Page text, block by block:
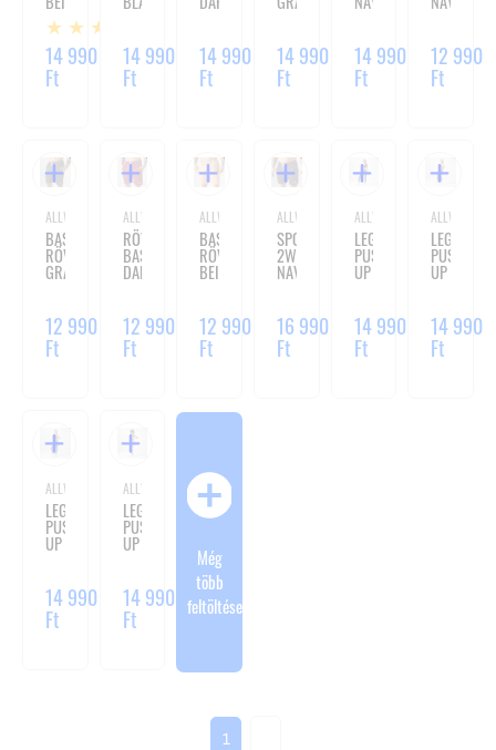
14 990
Ft
14 990
Ft
14 990
Ft
14 990
Ft
14 990
Ft
12 990
Ft
ALLWEAR
BASIC
RÖVIDNADRÁG
GRAPHITE
12 990
Ft
ALLWEAR
RÖVIDNADRÁG
BASIC
DARK
12 990
Ft
ALLWEAR
BASIC
RÖVIDNADRÁG
BEIGE
12 990
Ft
ALLWEAR
SPODENKI
2W1
NAVY
16 990
Ft
ALLWEAR
LEGGINGS
PUSH
UP
14 990
Ft
ALLWEAR
LEGGINGS
PUSH
UP
14 990
Ft
ALLWEAR
LEGGINGS
PUSH
UP
14 990
Ft
ALLWEAR
LEGGINGS
PUSH
UP
14 990
Ft
Még
több
feltöltése
1